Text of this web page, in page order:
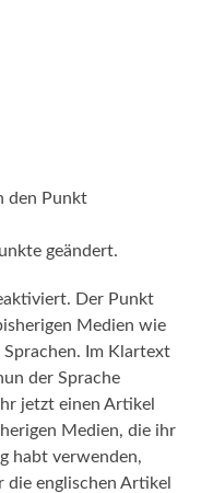
den Punkt
geändert.
Der Punkt
Medien wie
Sprachen. Im Klartext
der Sprache
jetzt einen Artikel
Medien, die ihr
habt verwenden,
englischen Artikel